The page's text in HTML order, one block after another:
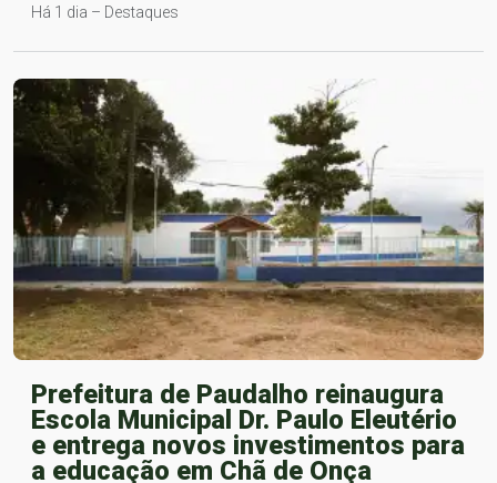
Há 1 dia – Destaques
Prefeitura de Paudalho reinaugura
Escola Municipal Dr. Paulo Eleutério
e entrega novos investimentos para
a educação em Chã de Onça